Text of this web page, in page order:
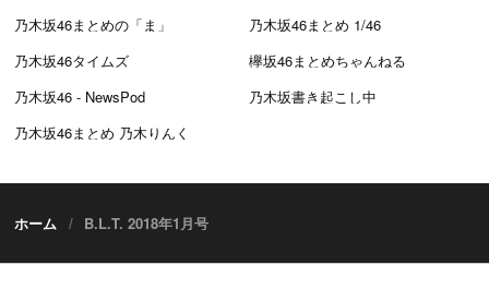
乃木坂46まとめの「ま」
乃木坂46まとめ 1/46
乃木坂46タイムズ
欅坂46まとめちゃんねる
乃木坂46 - NewsPod
乃木坂書き起こし中
乃木坂46まとめ 乃木りんく
ホーム B.L.T. 2018年1月号